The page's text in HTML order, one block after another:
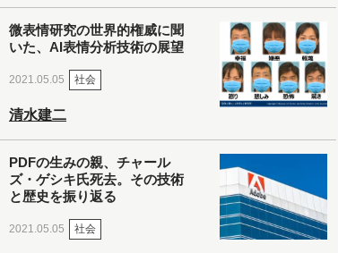
微表情研究の世界的権威に聞
いた、AI表情分析技術の展望
2021.05.05 社会
清水建二
PDFの生みの親、チャール
ズ・ゲシキ氏死去。その技術
と歴史を振り返る
2021.05.05 社会